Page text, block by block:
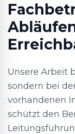
Unsere Arbeit
sondern bei
vorhandenen
schützt den